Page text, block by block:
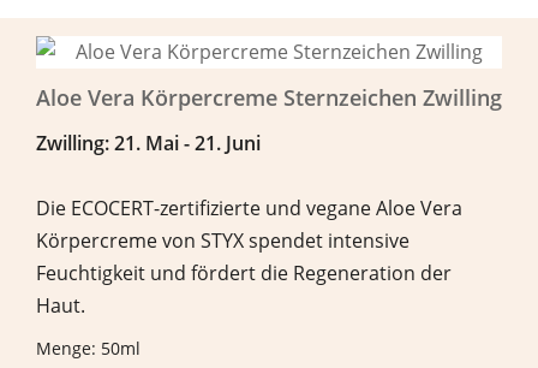
Aloe Vera Körpercreme Sternzeichen Zwilling
Zwilling: 21. Mai - 21. Juni
Die ECOCERT-zertifizierte und vegane Aloe Vera
Körpercreme von STYX spendet intensive
Feuchtigkeit und fördert die Regeneration der
Haut.
Menge: 50ml